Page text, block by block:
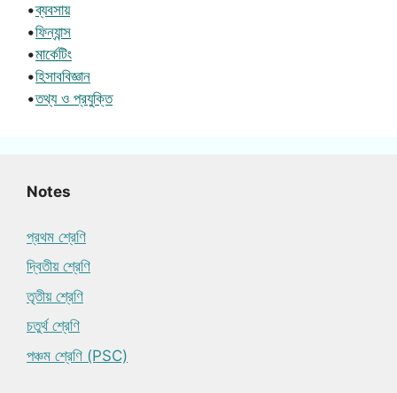
•ব্যবসায়
•ফিন্যান্স
•মার্কেটিং
•হিসাববিজ্ঞান
•তথ্য ও প্রযুক্তি
Notes
প্রথম শ্রেণি
দ্বিতীয় শ্রেণি
তৃতীয় শ্রেণি
চতুর্থ শ্রেণি
পঞ্চম শ্রেণি (PSC)